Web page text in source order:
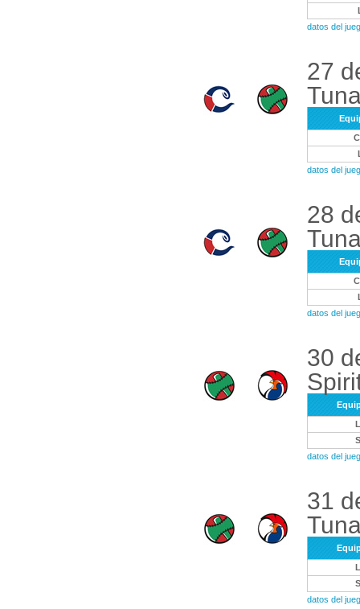
datos del
27
datos del
28
datos del
30
datos del
31
datos del